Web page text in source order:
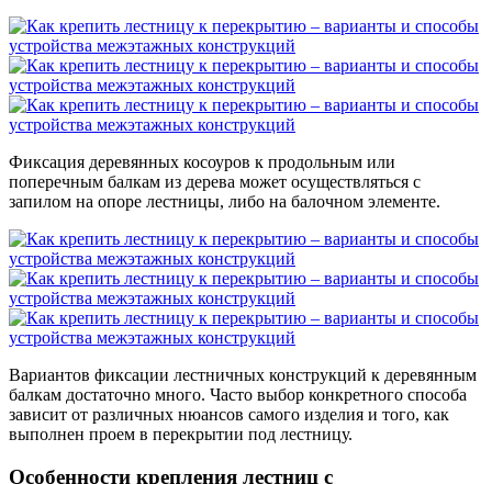
Фиксация деревянных косоуров к продольным или
поперечным балкам из дерева может осуществляться с
запилом на опоре лестницы, либо на балочном элементе.
Вариантов фиксации лестничных конструкций к деревянным
балкам достаточно много. Часто выбор конкретного способа
зависит от различных нюансов самого изделия и того, как
выполнен проем в перекрытии под лестницу.
Особенности крепления лестниц с